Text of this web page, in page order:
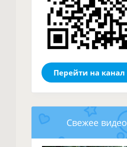
Перейти на канал
Свежее видео